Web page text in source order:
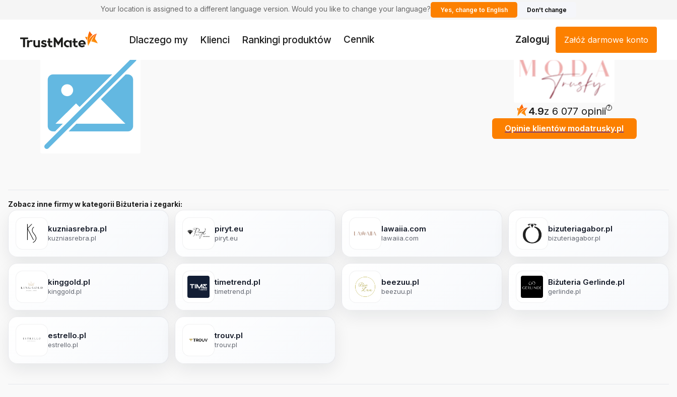
Your location is assigned to a different language version. Would you like to change your language? Yes, change to English Don't change
Dlaczego my Klienci Rankingi produktów Cennik Zaloguj Załóż darmowe konto
4.9z 6 077 opinii ?
Opinie klientów modatrusky.pl
Zobacz inne firmy w kategorii Biżuteria i zegarki:
kuzniasrebra.pl
kuzniasrebra.pl
piryt.eu
piryt.eu
lawaiia.com
lawaiia.com
bizuteriagabor.pl
bizuteriagabor.pl
kinggold.pl
kinggold.pl
timetrend.pl
timetrend.pl
beezuu.pl
beezuu.pl
Biżuteria Gerlinde.pl
gerlinde.pl
estrello.pl
estrello.pl
trouv.pl
trouv.pl